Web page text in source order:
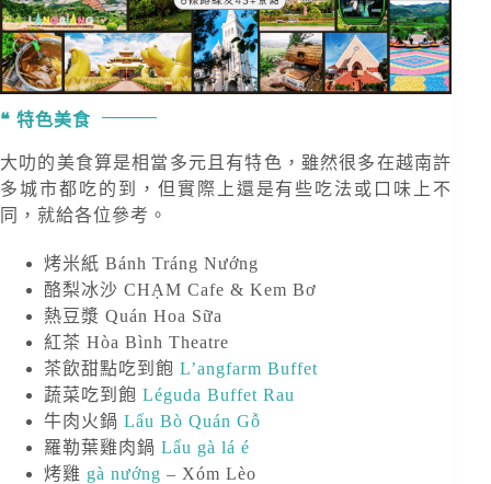
特色美食
大叻的美食算是相當多元且有特色，雖然很多在越南許
多城市都吃的到，但實際上還是有些吃法或口味上不
同，就給各位參考。
烤米紙 Bánh Tráng Nướng
酪梨冰沙 CHẠM Cafe & Kem Bơ
熱豆漿 Quán Hoa Sữa
紅茶 Hòa Bình Theatre
茶飲甜點吃到飽 L’angfarm Buffet
蔬菜吃到飽 Léguda Buffet Rau
牛肉火鍋 Lẩu Bò Quán Gỗ
羅勒葉雞肉鍋 Lẩu gà lá é
烤雞 gà nướng – Xóm Lèo